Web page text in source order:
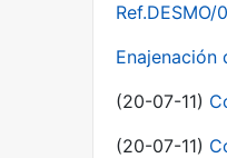
Enajenación
(20-07-11)
(20-07-11)